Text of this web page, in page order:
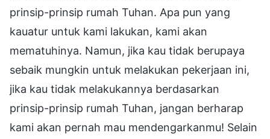
prinsip-prinsip rumah Tuhan. Apa pun yang
kauatur untuk kami lakukan, kami akan
mematuhinya. Namun, jika kau tidak berupaya
sebaik mungkin untuk melakukan pekerjaan ini,
jika kau tidak melakukannya berdasarkan
prinsip-prinsip rumah Tuhan, jangan berharap
kami akan pernah mau mendengarkanmu! Selain